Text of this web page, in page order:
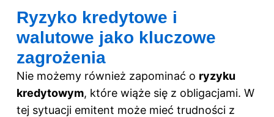
Ryzyko kredytowe i
walutowe jako kluczowe
zagrożenia
Nie możemy również zapominać o ryzyku
kredytowym, które wiąże się z obligacjami. W
tej sytuacji emitent może mieć trudności z